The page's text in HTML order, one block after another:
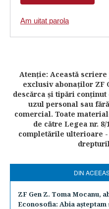
Am uitat parola
Atenţie: Această
exclusiv abonaţilor ZF
descărca şi tipări
uzul personal sau
comercial. Toate
de către Legea nr.
completările ulterioare
DIN
ZF Gen Z. Toma Mocanu,
Econosofia: Abia aşteptam